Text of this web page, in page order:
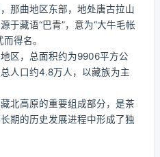
那曲地区东部，地处唐古拉山
于藏语“巴青”，意为“大牛毛帐
得名。
区，总面积约为9906平方公
人口约4.8万人，以藏族为主
北高原的重要组成部分，是茶
期的历史发展进程中形成了独